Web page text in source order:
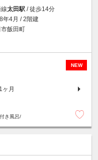
線太田駅 / 徒歩14分
年4月 / 2階建
飯田町
NEW
1ヶ月
き風呂/